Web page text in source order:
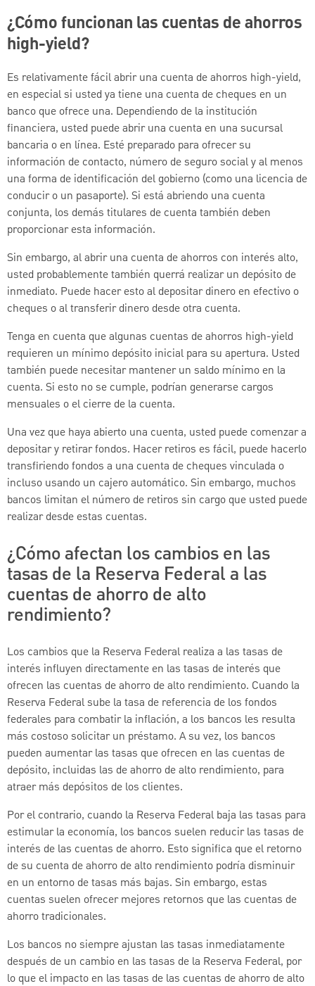
¿Cómo funcionan las cuentas de ahorros
high-yield?
Es relativamente fácil abrir una cuenta de ahorros high-yield,
en especial si usted ya tiene una cuenta de cheques en un
banco que ofrece una. Dependiendo de la institución
financiera, usted puede abrir una cuenta en una sucursal
bancaria o en línea. Esté preparado para ofrecer su
información de contacto, número de seguro social y al menos
una forma de identificación del gobierno (como una licencia de
conducir o un pasaporte). Si está abriendo una cuenta
conjunta, los demás titulares de cuenta también deben
proporcionar esta información.
Sin embargo, al abrir una cuenta de ahorros con interés alto,
usted probablemente también querrá realizar un depósito de
inmediato. Puede hacer esto al depositar dinero en efectivo o
cheques o al transferir dinero desde otra cuenta.
Tenga en cuenta que algunas cuentas de ahorros high-yield
requieren un mínimo depósito inicial para su apertura. Usted
también puede necesitar mantener un saldo mínimo en la
cuenta. Si esto no se cumple, podrían generarse cargos
mensuales o el cierre de la cuenta.
Una vez que haya abierto una cuenta, usted puede comenzar a
depositar y retirar fondos. Hacer retiros es fácil, puede hacerlo
transfiriendo fondos a una cuenta de cheques vinculada o
incluso usando un cajero automático. Sin embargo, muchos
bancos limitan el número de retiros sin cargo que usted puede
realizar desde estas cuentas.
¿Cómo afectan los cambios en las
tasas de la Reserva Federal a las
cuentas de ahorro de alto
rendimiento?
Los cambios que la Reserva Federal realiza a las tasas de
interés influyen directamente en las tasas de interés que
ofrecen las cuentas de ahorro de alto rendimiento. Cuando la
Reserva Federal sube la tasa de referencia de los fondos
federales para combatir la inflación, a los bancos les resulta
más costoso solicitar un préstamo. A su vez, los bancos
pueden aumentar las tasas que ofrecen en las cuentas de
depósito, incluidas las de ahorro de alto rendimiento, para
atraer más depósitos de los clientes.
Por el contrario, cuando la Reserva Federal baja las tasas para
estimular la economía, los bancos suelen reducir las tasas de
interés de las cuentas de ahorro. Esto significa que el retorno
de su cuenta de ahorro de alto rendimiento podría disminuir
en un entorno de tasas más bajas. Sin embargo, estas
cuentas suelen ofrecer mejores retornos que las cuentas de
ahorro tradicionales.
Los bancos no siempre ajustan las tasas inmediatamente
después de un cambio en las tasas de la Reserva Federal, por
lo que el impacto en las tasas de las cuentas de ahorro de alto